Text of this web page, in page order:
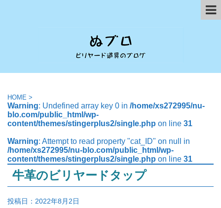
HOME >
Warning: Undefined array key 0 in /home/xs272995/nu-
blo.com/public_html/wp-
content/themes/stingerplus2/single.php on line 31
Warning: Attempt to read property "cat_ID" on null in
/home/xs272995/nu-blo.com/public_html/wp-
content/themes/stingerplus2/single.php on line 31
牛革のビリヤードタップ
投稿日： 2022年8月2日